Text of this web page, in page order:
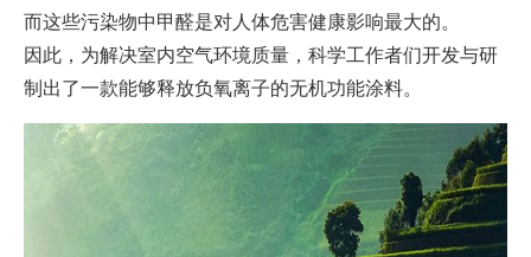
而这些污染物中甲醛是对人体危害健康影响最大的。
因此，为解决室内空气环境质量，科学工作者们开发与研
制出了一款能够释放负氧离子的无机功能涂料。